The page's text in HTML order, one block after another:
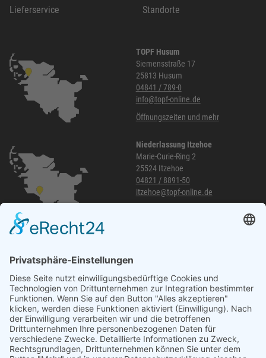
Lieferservice
Standorte
TOPF Husum
Siemensstraße 17
25813 Husum
04841 / 789-0
info@topf-online.de
Öffnungszeiten und mehr
Niederlassung Itzehoe
Marie-Curie-Ring 2
25524 Itzehoe
04821 / 8891-50
itzehoe@topf-online.de
040 / 21 04 04 04-04
glinde@topf-online.de
Öffnungszeiten und mehr